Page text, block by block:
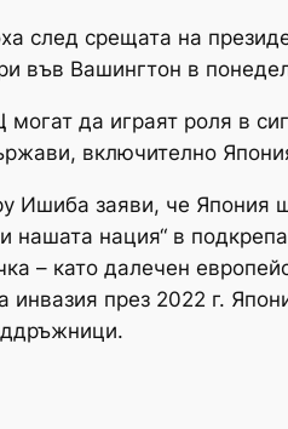
след срещата на
във Вашингтон в
да играят роля в
включително
нашата нация“ в
– като далечен
инвазия през 2022 г.